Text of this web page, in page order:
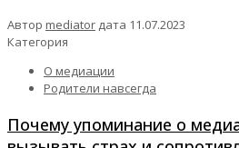
Автор mediator дата 11.07.2023
Категория
О медиации
Родители навсегда
Почему упоминание о